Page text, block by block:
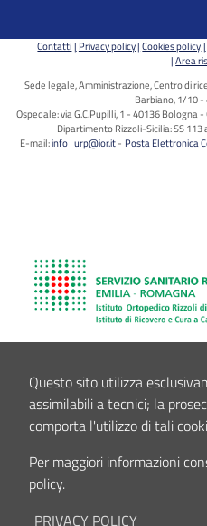
Contatti Privacy policy Cookies policy
Area
Sede legale, Amministrazione, Centro di
Barbiano, 1/10
Ospedale: via G.C.Pupilli, 1 - 40136 Bologna
Dipartimento Rizzoli-Sicilia: SS
E-mail:info_urp@ior.it Posta Elettronica
Questo sito utilizza
assimilabili a tecnici; la
comporta l'utilizzo di tali
Per maggiori informazioni
policy.
PRIVACY POLICY